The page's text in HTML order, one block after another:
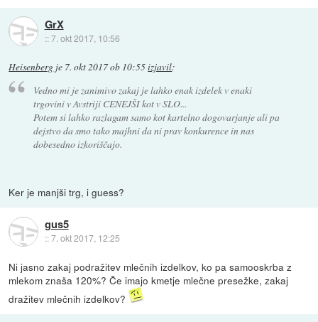
GrX
::7. okt 2017, 10:56
Heisenberg je 7. okt 2017 ob 10:55izjavil:
Vedno mi je zanimivo zakaj je lahko enak izdelek v enaki
trgovini v Avstriji CENEJŠI kot v SLO...
Potem si lahko razlagam samo kot kartelno dogovarjanje ali pa
dejstvo da smo tako majhni da ni prav konkurence in nas
dobesedno izkoriščajo.
Ker je manjši trg, i guess?
gus5
::7. okt 2017, 12:25
Ni jasno zakaj podražitev mlečnih izdelkov, ko pa samooskrba z
mlekom znaša 120%? Če imajo kmetje mlečne presežke, zakaj
dražitev mlečnih izdelkov?